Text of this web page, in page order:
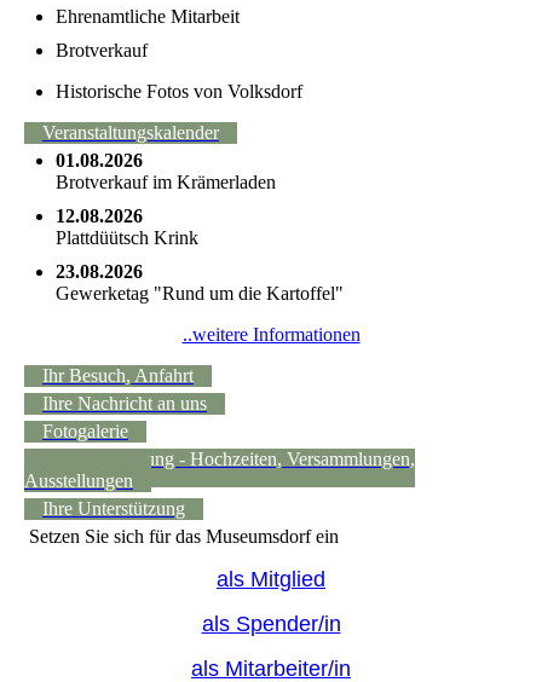
Ehrenamtliche Mitarbeit
Brotverkauf
Historische Fotos von Volksdorf
Veranstaltungskalender
01.08.2026
Brotverkauf im Krämerladen
12.08.2026
Plattdüütsch Krink
23.08.2026
Gewerketag "Rund um die Kartoffel"
..weitere Informationen
Ihr Besuch, Anfahrt
Ihre Nachricht an uns
Fotogalerie
Raumvermietung - Hochzeiten, Versammlungen,
Ausstellungen
Ihre Unterstützung
Setzen Sie sich für das Museumsdorf ein
als Mitglied
als Spender/in
als Mitarbeiter/in